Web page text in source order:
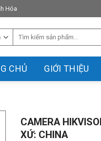
Hóa
kiếm:
CHỦ GIỚI THIỆU
CAMERA
XỨ: CHINA